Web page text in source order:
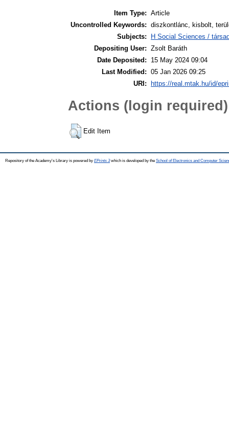
Item Type: Article
Uncontrolled Keywords: diszkontlánc, kisbolt,
Subjects:
H Social Sciences /
Depositing User: Zsolt Baráth
Date Deposited:
15 May 2024 09:04
Last Modified: 05 Jan 2026 09:25
URI:
https://real.mtak.hu/id/
Actions (login required)
Edit Item
Repository of the Academy's Library is powered by EPrints 3which is developed by the School of Electronics and Computer